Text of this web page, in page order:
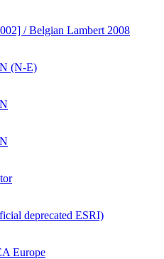
/ Belgian Lambert 2008
(N-E)
deprecated ESRI)
Europe